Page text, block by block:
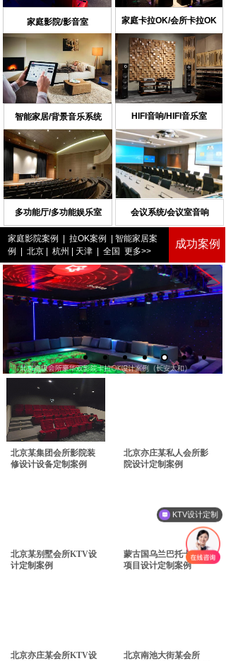
家庭卡拉OK/会所卡拉OK
家庭影院/影音室
HIFI音响/HIFI音乐室
智能家居/背景音乐系统
会议系统/会议室音响
多功能厅/多功能娱乐室
家庭影院案例 拉OK案例
智能家居案
例
北京 杭州 天津 全国 更多>>
成功案例
北京某集团会所影院装
修设计设备定制案例
北京亦庄某私人会所影
院设计定制案例
北京某别墅会所KTV设
计定制案例
蒙古国乌兰巴托卡拉OK
项目设计定制案例
北京亦庄某会所KTV设
北京南池大街某会所
KTV设计定制
联系我们